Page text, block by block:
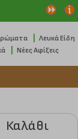
Λευκά Είδη
Νέες Αφίξεις
Καλάθι